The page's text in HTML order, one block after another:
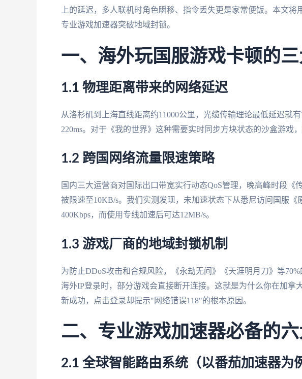
上的延迟，多人联机时角色瞬移、指令丢失更是家常便饭。本文将
专业游戏加速器突破地域封锁。
一、海外玩国服游戏卡顿的三
1.1 物理距离带来的网络延迟
从洛杉矶到上海直线距离约11000公里，光缆传输理论最低延迟就
220ms。对于《我的世界》这种需要实时同步方块状态的沙盒游戏
1.2 跨国网络流量限速策略
国内三大运营商对国际出口带宽实行动态QoS管理，晚高峰时段《
被限速至10KB/s。我们实测发现，未加速状态下从悉尼访问国服《
400Kbps，而使用专线加速后可达12MB/s。
1.3 游戏厂商的地域封锁机制
为防止DDoS攻击和合规风险，《永劫无间》《天涯明月刀》等
海外IP登录时，部分游戏会直接断开连接。这就是为什么你在加拿
新成功，点击登录却提示"网络错误118"的根本原因。
二、专业游戏加速器必备的
2.1 全球智能路由系统（以番茄加速器为